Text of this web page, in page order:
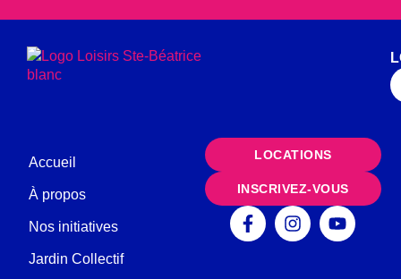
Accueil
À propos
Nos initiatives
Jardin Collectif
LOCATIONS
INSCRIVEZ-VOUS